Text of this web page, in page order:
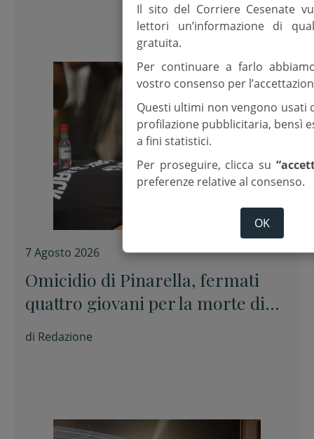
7 Agosto 2026
Omicidio di Pinarella, fermati
quattro giovani per la morte di
Nicola Musiani
di Redazione
Il sito del Corriere Cesenate
lettori un’informazione di
gratuita.
Per continuare a farlo
vostro consenso per
Questi ultimi non vengono usati
profilazione pubblicitaria, bensì
a fini statistici.
Per proseguire, clicca su
preferenze relative al consenso.
OK